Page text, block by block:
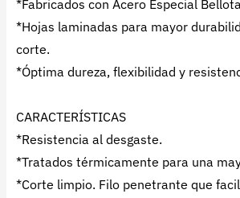
*Fabricados con Acero Especial
*Hojas laminadas para mayor
corte.
*Óptima dureza, flexibilidad y
CARACTERÍSTICAS
*Resistencia al desgaste.
*Tratados térmicamente para una
*Corte limpio. Filo penetrante que